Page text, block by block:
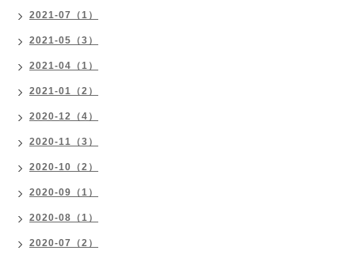
2021-07（1）
2021-05（3）
2021-04（1）
2021-01（2）
2020-12（4）
2020-11（3）
2020-10（2）
2020-09（1）
2020-08（1）
2020-07（2）